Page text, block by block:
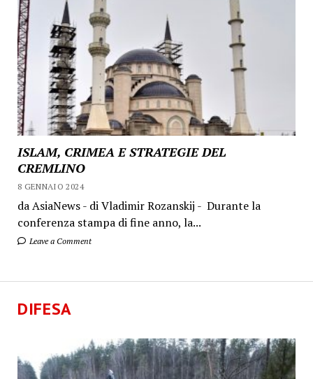
ISLAM, CRIMEA E STRATEGIE DEL
CREMLINO
8 GENNAIO 2024
da AsiaNews - di Vladimir Rozanskij - Durante la
conferenza stampa di fine anno, la...
Leave a Comment
DIFESA